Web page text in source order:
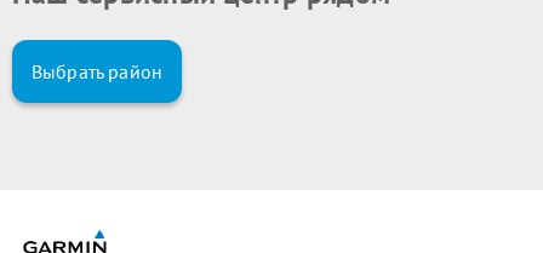
Выбрать район